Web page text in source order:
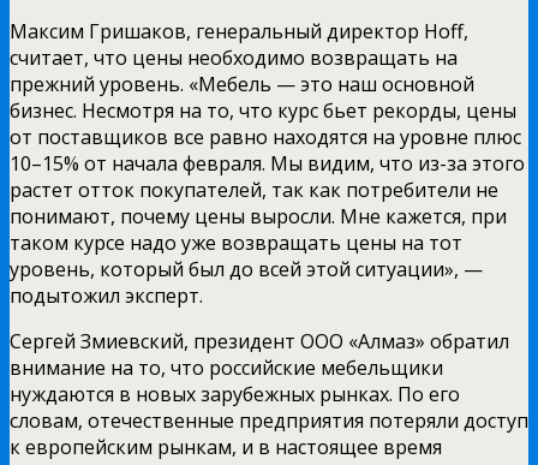
Максим Гришаков, генеральный директор Hoff,
считает, что цены необходимо возвращать на
прежний уровень. «Мебель — это наш основной
бизнес. Несмотря на то, что курс бьет рекорды, цены
от поставщиков все равно находятся на уровне плюс
10–15% от начала февраля. Мы видим, что из-за этого
растет отток покупателей, так как потребители не
понимают, почему цены выросли. Мне кажется, при
таком курсе надо уже возвращать цены на тот
уровень, который был до всей этой ситуации», —
подытожил эксперт.
Сергей Змиевский, президент ООО «Алмаз» обратил
внимание на то, что российские мебельщики
нуждаются в новых зарубежных рынках. По его
словам, отечественные предприятия потеряли доступ
к европейским рынкам, и в настоящее время